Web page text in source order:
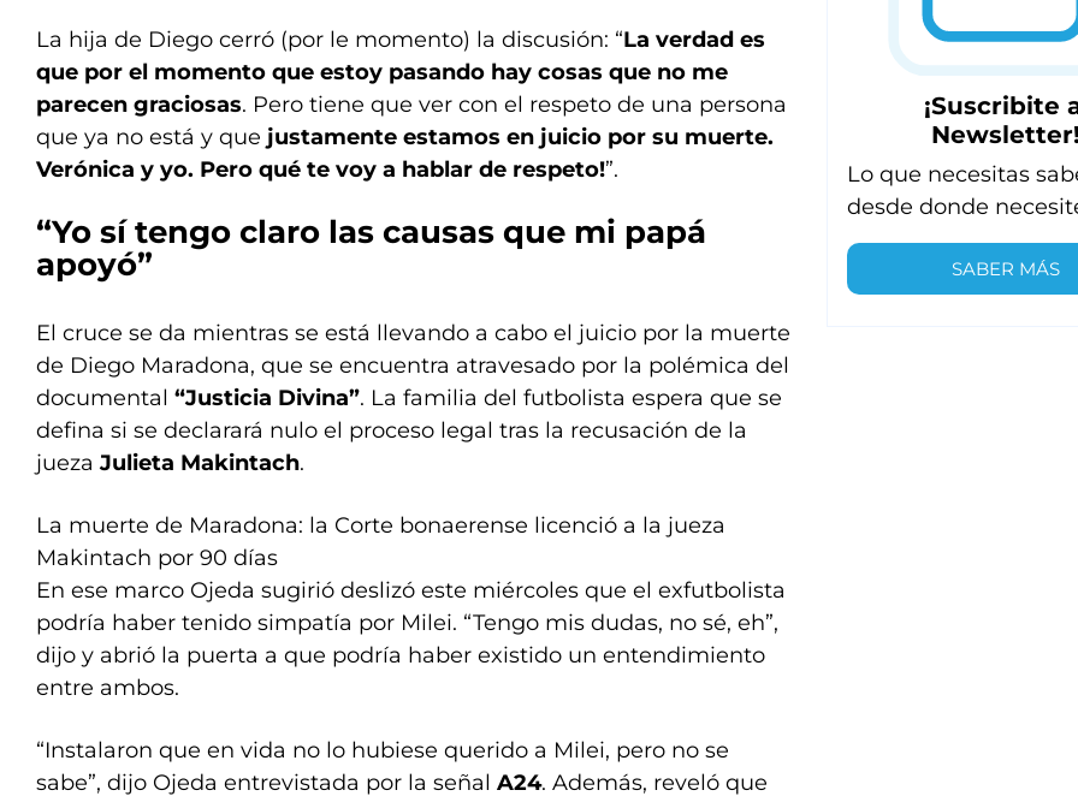
La hija de Diego cerró (por le momento) la discusión: “La verdad es
que por el momento que estoy pasando hay cosas que no me
parecen graciosas. Pero tiene que ver con el respeto de una persona
que ya no está y que justamente estamos en juicio por su muerte.
Verónica y yo. Pero qué te voy a hablar de respeto!”.
“Yo sí tengo claro las causas que mi papá
apoyó”
El cruce se da mientras se está llevando a cabo el juicio por la muerte
de Diego Maradona, que se encuentra atravesado por la polémica del
documental “Justicia Divina”. La familia del futbolista espera que se
defina si se declarará nulo el proceso legal tras la recusación de la
jueza Julieta Makintach.
La muerte de Maradona: la Corte bonaerense licenció a la jueza
Makintach por 90 días
En ese marco Ojeda sugirió deslizó este miércoles que el exfutbolista
podría haber tenido simpatía por Milei. “Tengo mis dudas, no sé, eh”,
dijo y abrió la puerta a que podría haber existido un entendimiento
entre ambos.
“Instalaron que en vida no lo hubiese querido a Milei, pero no se
sabe”, dijo Ojeda entrevistada por la señal A24. Además, reveló que
¡Suscribite
Lo que necesitas
desde donde
SABER MÁS